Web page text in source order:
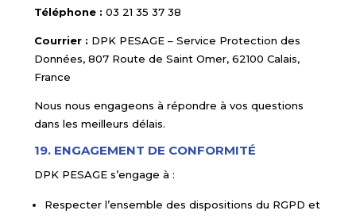
Téléphone : 03 21 35 37 38
Courrier : DPK PESAGE – Service Protection des
Données, 807 Route de Saint Omer, 62100 Calais,
France
Nous nous engageons à répondre à vos questions
dans les meilleurs délais.
19. ENGAGEMENT DE CONFORMITÉ
DPK PESAGE s’engage à :
Respecter l’ensemble des dispositions du RGPD et